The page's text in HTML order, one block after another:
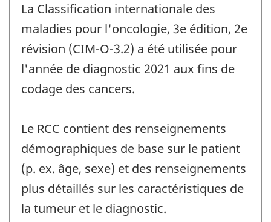
La Classification internationale des
maladies pour l'oncologie, 3e édition, 2e
révision (CIM-O-3.2) a été utilisée pour
l'année de diagnostic 2021 aux fins de
codage des cancers.
Le RCC contient des renseignements
démographiques de base sur le patient
(p. ex. âge, sexe) et des renseignements
plus détaillés sur les caractéristiques de
la tumeur et le diagnostic.